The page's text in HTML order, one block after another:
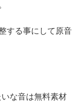
する事にして原音
な音は無料素材